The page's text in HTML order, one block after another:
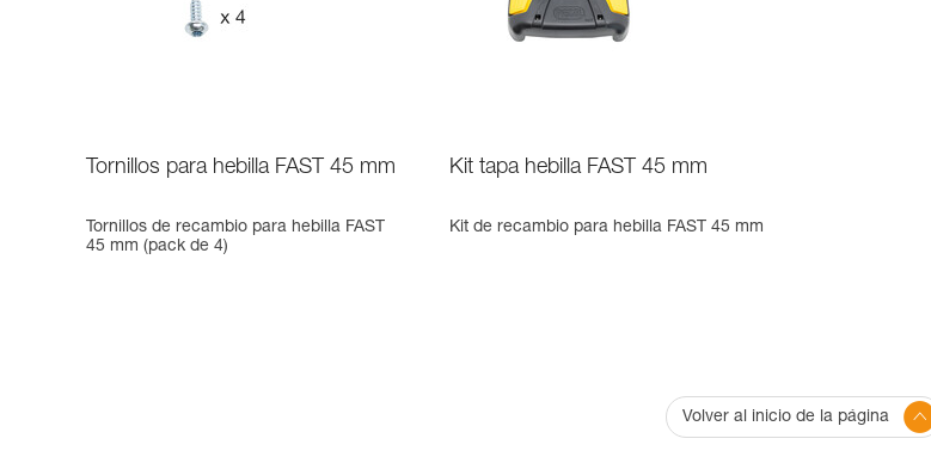
Tornillos para hebilla FAST 45 mm
Tornillos de recambio para hebilla FAST
45 mm (pack de 4)
Kit tapa hebilla FAST 45 mm
Kit de recambio para hebilla FAST 45 mm
Volver al inicio de la página